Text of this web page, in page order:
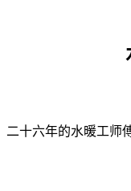
二十六年的水暖工师